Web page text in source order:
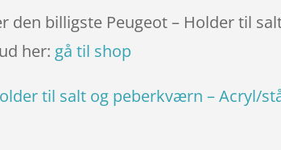
den billigste Peugeot – Holder til
her: gå til shop
til salt og peberkværn – Acryl/